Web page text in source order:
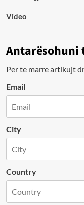
Video
Antarësohuni
Per te marre artikujt
Email
City
Country